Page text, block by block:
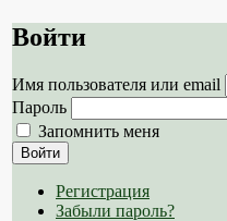
Войти
Имя пользователя или email
Пароль
Запомнить меня
Войти
Регистрация
Забыли пароль?